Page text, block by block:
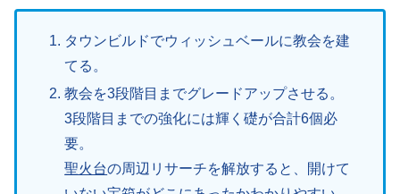
タウンビルドでウィッシュベールに教会を建
てる。
教会を3段階目までグレードアップさせる。
3段階目までの強化には輝く礎が合計6個必
要。
聖火台の周辺リサーチを解放すると、開けて